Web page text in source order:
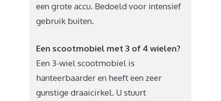
een grote accu. Bedoeld voor intensief
gebruik buiten.
Een scootmobiel met 3 of 4 wielen?
Een 3-wiel scootmobiel is
hanteerbaarder en heeft een zeer
gunstige draaicirkel. U stuurt